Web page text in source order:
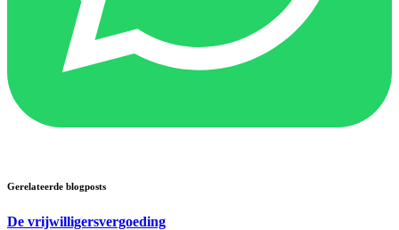
Gerelateerde blogposts
De vrijwilligersvergoeding